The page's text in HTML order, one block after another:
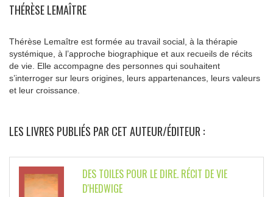
THÉRÈSE LEMAÎTRE
Thérèse Lemaître est formée au travail social, à la thérapie
systémique, à l’approche biographique et aux recueils de récits
de vie. Elle accompagne des personnes qui souhaitent
s’interroger sur leurs origines, leurs appartenances, leurs valeurs
et leur croissance.
LES LIVRES PUBLIÉS PAR CET AUTEUR/ÉDITEUR :
DES TOILES POUR LE DIRE. RÉCIT DE VIE
D'HEDWIGE